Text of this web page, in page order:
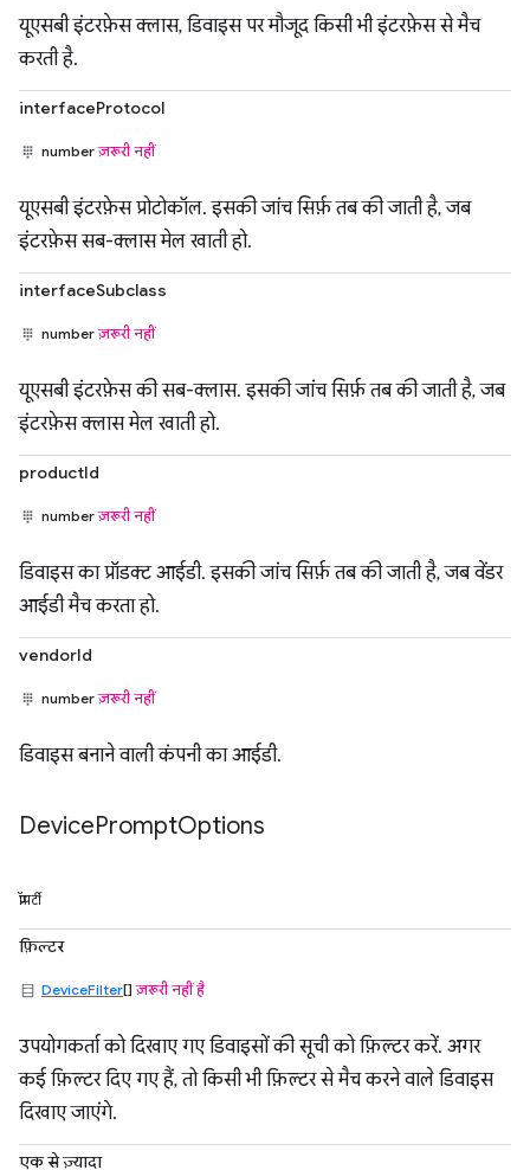
यूएसबी इंटरफ़ेस क्लास, डिवाइस पर मौजूद किसी भी इंटरफ़ेस से मैच
करती है.
interfaceProtocol
numberज़रूरी नहीं
यूएसबी इंटरफ़ेस प्रोटोकॉल. इसकी जांच सिर्फ़ तब की जाती है, जब
इंटरफ़ेस सब-क्लास मेल खाती हो.
interfaceSubclass
numberज़रूरी नहीं
यूएसबी इंटरफ़ेस की सब-क्लास. इसकी जांच सिर्फ़ तब की जाती है, जब
इंटरफ़ेस क्लास मेल खाती हो.
productId
numberज़रूरी नहीं
डिवाइस का प्रॉडक्ट आईडी. इसकी जांच सिर्फ़ तब की जाती है, जब वेंडर
आईडी मैच करता हो.
vendorId
numberज़रूरी नहीं
डिवाइस बनाने वाली कंपनी का आईडी.
DevicePromptOptions
प्रॉपर्टी
फ़िल्टर
DeviceFilter[]ज़रूरी नहीं है
उपयोगकर्ता को दिखाए गए डिवाइसों की सूची को फ़िल्टर करें. अगर
कई फ़िल्टर दिए गए हैं, तो किसी भी फ़िल्टर से मैच करने वाले डिवाइस
दिखाए जाएंगे.
एक से ज़्यादा